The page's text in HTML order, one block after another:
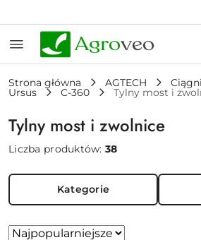
Strona główna AGTECH
Ursus C-360 Tylny most i
Tylny most i zwolnice
Liczba produktów:38
Kategorie
Zastosowano
Sortuj